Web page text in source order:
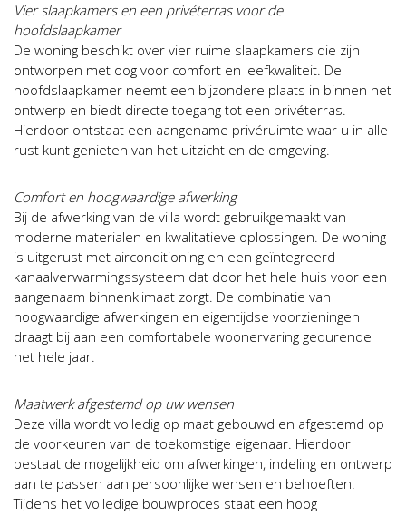
Vier slaapkamers en een privéterras voor de
hoofdslaapkamer
De woning beschikt over vier ruime slaapkamers die zijn
ontworpen met oog voor comfort en leefkwaliteit. De
hoofdslaapkamer neemt een bijzondere plaats in binnen het
ontwerp en biedt directe toegang tot een privéterras.
Hierdoor ontstaat een aangename privéruimte waar u in alle
rust kunt genieten van het uitzicht en de omgeving.
Comfort en hoogwaardige afwerking
Bij de afwerking van de villa wordt gebruikgemaakt van
moderne materialen en kwalitatieve oplossingen. De woning
is uitgerust met airconditioning en een geïntegreerd
kanaalverwarmingssysteem dat door het hele huis voor een
aangenaam binnenklimaat zorgt. De combinatie van
hoogwaardige afwerkingen en eigentijdse voorzieningen
draagt bij aan een comfortabele woonervaring gedurende
het hele jaar.
Maatwerk afgestemd op uw wensen
Deze villa wordt volledig op maat gebouwd en afgestemd op
de voorkeuren van de toekomstige eigenaar. Hierdoor
bestaat de mogelijkheid om afwerkingen, indeling en ontwerp
aan te passen aan persoonlijke wensen en behoeften.
Tijdens het volledige bouwproces staat een hoog